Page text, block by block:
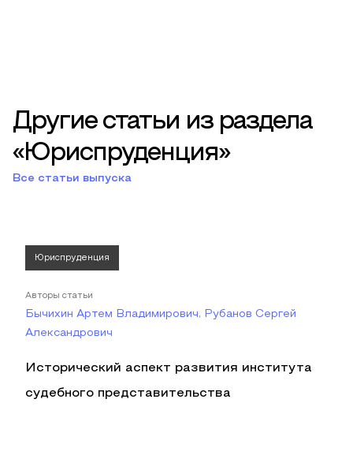
Другие статьи из раздела
«Юриспруденция»
Все статьи выпуска
Юриспруденция
Авторы статьи
Бычихин Артем Владимирович, Рубанов Сергей
Александрович
Исторический аспект развития института
судебного представительства